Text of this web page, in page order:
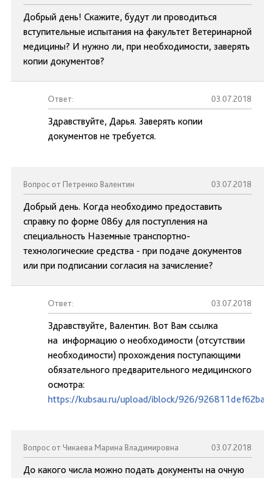
Добрый день! Скажите, будут ли проводиться
вступительные испытания на факультет Ветеринарной
медицины? И нужно ли, при необходимости, заверять
копии документов?
Ответ: 03.07.2018
Здравствуйте, Дарья. Заверять копии
документов не требуется.
Вопрос от Петренко Валентин 03.07.2018
Добрый день. Когда необходимо предоставить
справку по форме 086у для поступления на
специальность Наземные транспортно-
технологические средства - при подаче документов
или при подписании согласия на зачисление?
Ответ: 03.07.2018
Здравствуйте, Валентин. Вот Вам ссылка
на информацию о необходимости (отсутствии
необходимости) прохождения поступающими
обязательного предварительного медицинского
осмотра:
https://kubsau.ru/upload/iblock/926/
Вопрос от Чикаева Марина Владимировна 03.07.2018
До какого числа можно подать документы на очную